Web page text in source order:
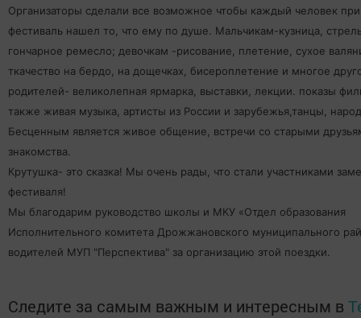
Организаторы сделали все возможное чтобы каждый человек
фестиваль нашел то, что ему по душе. Мальчикам-кузница,
гончарное ремесло; девочкам -рисование, плетение, сухое
ткачество на бердо, на дощечках, бисероплетение и многое
родителей- великолепная ярмарка, выставки, лекции. показы
также живая музыка, артисты из России и зарубежья,танцы,
Бесценным является живое общение, встречи со старыми
знакомства.
Крутушка- это сказка! Мы очень рады, что стали участниками
фестиваля!
Мы благодарим руководство школы и МКУ «Отдел образования
Исполнительного комитета Дрожжановского муниципального
водителей МУП "Перспектива" за организацию этой поездки.
Следите за самым важным и интересным в